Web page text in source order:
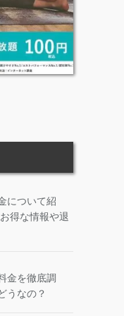
について紹
得な情報や退
金を徹底調
うなの？